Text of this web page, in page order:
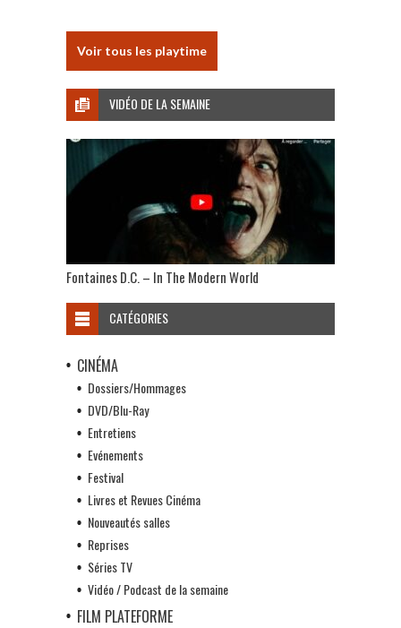
Voir tous les playtime
VIDÉO DE LA SEMAINE
Fontaines D.C. – In The Modern World
CATÉGORIES
CINÉMA
Dossiers/Hommages
DVD/Blu-Ray
Entretiens
Evénements
Festival
Livres et Revues Cinéma
Nouveautés salles
Reprises
Séries TV
Vidéo / Podcast de la semaine
FILM PLATEFORME